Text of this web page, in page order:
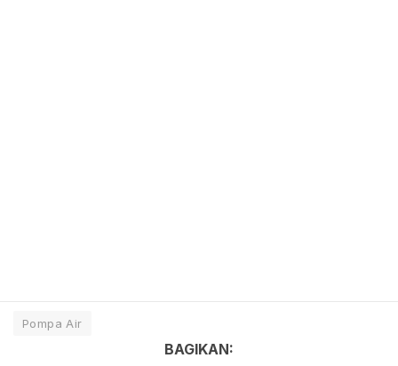
Pompa Air
BAGIKAN: